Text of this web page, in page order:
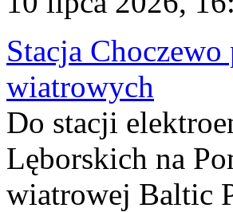
Stacja
wiatrowych
Do stacji
Lęborskich na
wiatrowej Baltic